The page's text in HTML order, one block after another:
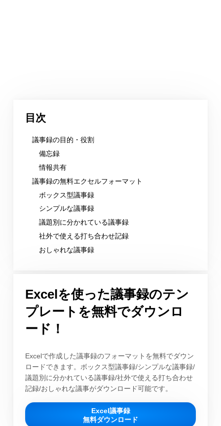
目次
議事録の目的・役割
備忘録
情報共有
議事録の無料エクセルフォーマット
ボックス型議事録
シンプルな議事録
議題別に分かれている議事録
社外で使える打ち合わせ記録
おしゃれな議事録
Excelを使った議事録のテン
プレートを無料でダウンロ
ード！
Excelで作成した議事録のフォーマットを無料でダウン
ロードできます。ボックス型議事録/シンプルな議事録/
議題別に分かれている議事録/社外で使える打ち合わせ
記録/おしゃれな議事がダウンロード可能です。
Excel議事録
無料ダウンロード